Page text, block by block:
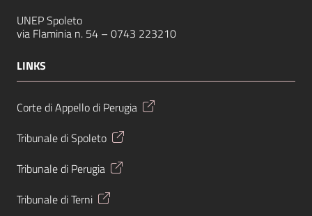
UNEP Spoleto
via Flaminia n. 54 – 0743 223210
LINKS
Corte di Appello di Perugia
Tribunale di Spoleto
Tribunale di Perugia
Tribunale di Terni